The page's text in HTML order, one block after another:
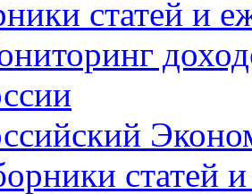
статей и
статей